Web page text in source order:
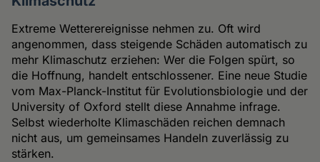
Extreme Wetterereignisse nehmen zu. Oft wird
angenommen, dass steigende Schäden automatisch zu
mehr Klimaschutz erziehen: Wer die Folgen spürt, so
die Hoffnung, handelt entschlossener. Eine neue Studie
vom Max-Planck-Institut für Evolutionsbiologie und der
University of Oxford stellt diese Annahme infrage.
Selbst wiederholte Klimaschäden reichen demnach
nicht aus, um gemeinsames Handeln zuverlässig zu
stärken.